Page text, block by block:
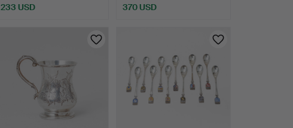
233 USD 370 USD